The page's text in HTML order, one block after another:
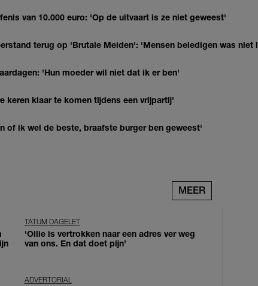
van 10.000 euro: 'Op de uitvaart is ze niet geweest'
terug op 'Brutale Meiden': 'Mensen beledigen was niet
'Hun moeder wil niet dat ik er ben'
keren klaar te komen tijdens een vrijpartij'
of ik wel de beste, braafste burger ben geweest'
MEER
TATUM DAGELET
'Ollie is vertrokken naar een adres ver weg
van ons. En dat doet pijn’
ADVERTORIAL